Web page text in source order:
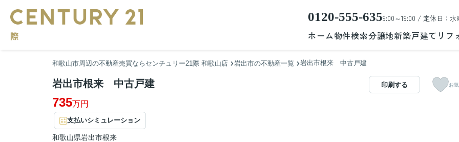
0120-555-6359:00～19:00 / 定休日：水
ホーム物件検索分譲地新築戸建て リフ
和歌山市周辺の不動産売買ならセンチュリー21際 和歌山店 岩出市の不動産一覧 岩出市根来 中古戸建
岩出市根来 中古戸建
735万円
支払いシミュレーション
和歌山県岩出市根来
印刷する お